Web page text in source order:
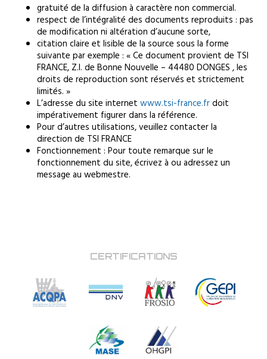
gratuité de la diffusion à caractère non commercial.
respect de l’intégralité des documents reproduits : pas
de modification ni altération d’aucune sorte,
citation claire et lisible de la source sous la forme
suivante par exemple : « Ce document provient de TSI
FRANCE, Z.I. de Bonne Nouvelle – 44480 DONGES , les
droits de reproduction sont réservés et strictement
limités. »
L’adresse du site internetwww.tsi-france.frdoit
impérativement figurer dans la référence.
Pour d’autres utilisations, veuillez contacter la
direction de TSI FRANCE
Fonctionnement : Pour toute remarque sur le
fonctionnement du site, écrivez à ou adressez un
message au webmestre.
CERTIFICATIONS